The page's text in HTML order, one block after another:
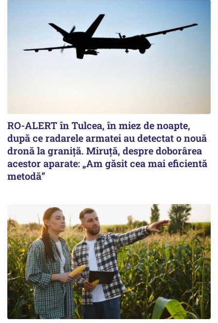
RO-ALERT în Tulcea, în miez de noapte,
după ce radarele armatei au detectat o nouă
dronă la graniță. Miruță, despre doborârea
acestor aparate: „Am găsit cea mai eficientă
metodă”